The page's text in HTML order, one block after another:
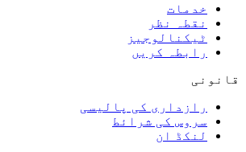
خدمات
نقطہ نظر
ٹیکنالوجیز
رابطہ کریں
قانونی
رازداری کی پالیسی
سروس کی شرائط
لنکڈ ان